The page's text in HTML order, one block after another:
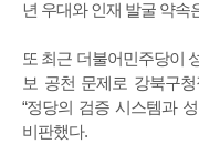
년 우대와 인재 발굴 약속
또 최근 더불어민주당이
보 공천 문제로 강북구
“정당의 검증 시스템과
비판했다.